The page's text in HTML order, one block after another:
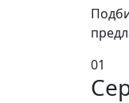
01